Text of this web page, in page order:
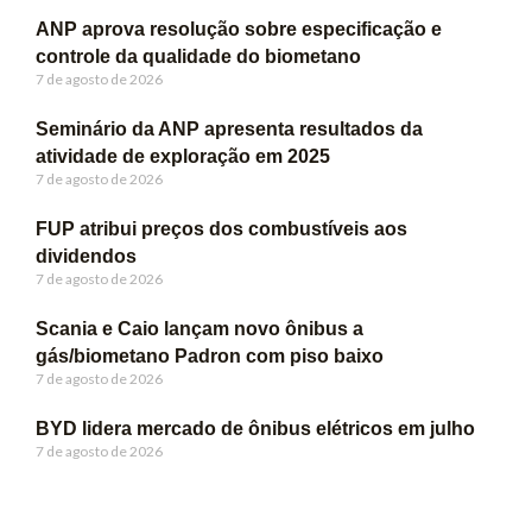
ANP aprova resolução sobre especificação e
controle da qualidade do biometano
7 de agosto de 2026
Seminário da ANP apresenta resultados da
atividade de exploração em 2025
7 de agosto de 2026
FUP atribui preços dos combustíveis aos
dividendos
7 de agosto de 2026
Scania e Caio lançam novo ônibus a
gás/biometano Padron com piso baixo
7 de agosto de 2026
BYD lidera mercado de ônibus elétricos em julho
7 de agosto de 2026